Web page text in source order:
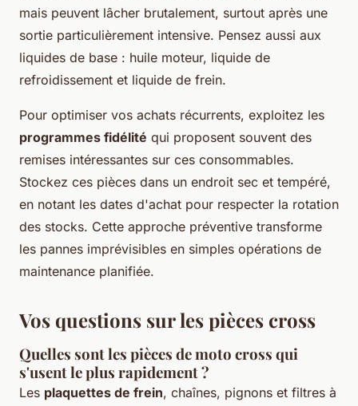
mais peuvent lâcher brutalement, surtout après une
sortie particulièrement intensive. Pensez aussi aux
liquides de base : huile moteur, liquide de
refroidissement et liquide de frein.
Pour optimiser vos achats récurrents, exploitez les
programmes fidélité qui proposent souvent des
remises intéressantes sur ces consommables.
Stockez ces pièces dans un endroit sec et tempéré,
en notant les dates d'achat pour respecter la rotation
des stocks. Cette approche préventive transforme
les pannes imprévisibles en simples opérations de
maintenance planifiée.
Vos questions sur les pièces cross
Quelles sont les pièces de moto cross qui
s'usent le plus rapidement ?
Les plaquettes de frein, chaînes, pignons et filtres à